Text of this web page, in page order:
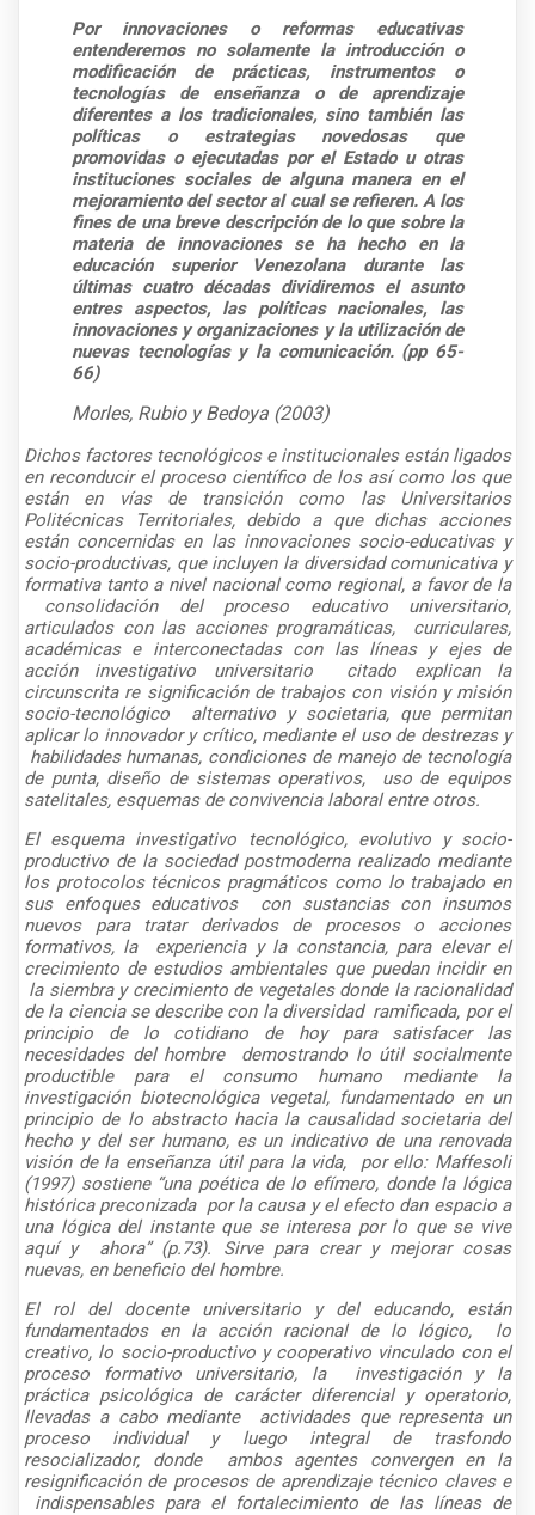
Por innovaciones o reformas educativas
entenderemos no solamente la introducción o
modificación de prácticas, instrumentos o
tecnologías de enseñanza o de aprendizaje
diferentes a los tradicionales, sino también las
políticas o estrategias novedosas que
promovidas o ejecutadas por el Estado u otras
instituciones sociales de alguna manera en el
mejoramiento del sector al cual se refieren. A los
fines de una breve descripción de lo que sobre la
materia de innovaciones se ha hecho en la
educación superior Venezolana durante las
últimas cuatro décadas dividiremos el asunto
entres aspectos, las políticas nacionales, las
innovaciones y organizaciones y la utilización de
nuevas tecnologías y la comunicación. (pp 65-
66)
Morles, Rubio y Bedoya (2003)
Dichos factores tecnológicos e institucionales están ligados
en reconducir el proceso científico de los así como los que
están en vías de transición como las Universitarios
Politécnicas Territoriales, debido a que dichas acciones
están concernidas en las innovaciones socio-educativas y
socio-productivas, que incluyen la diversidad comunicativa y
formativa tanto a nivel nacional como regional, a favor de la
consolidación del proceso educativo universitario,
articulados con las acciones programáticas, curriculares,
académicas e interconectadas con las líneas y ejes de
acción investigativo universitario citado explican la
circunscrita re significación de trabajos con visión y misión
socio-tecnológico alternativo y societaria, que permitan
aplicar lo innovador y crítico, mediante el uso de destrezas y
habilidades humanas, condiciones de manejo de tecnología
de punta, diseño de sistemas operativos, uso de equipos
satelitales, esquemas de convivencia laboral entre otros.
El esquema investigativo tecnológico, evolutivo y socio-
productivo de la sociedad postmoderna realizado mediante
los protocolos técnicos pragmáticos como lo trabajado en
sus enfoques educativos con sustancias con insumos
nuevos para tratar derivados de procesos o acciones
formativos, la experiencia y la constancia, para elevar el
crecimiento de estudios ambientales que puedan incidir en
la siembra y crecimiento de vegetales donde la racionalidad
de la ciencia se describe con la diversidad ramificada, por el
principio de lo cotidiano de hoy para satisfacer las
necesidades del hombre demostrando lo útil socialmente
productible para el consumo humano mediante la
investigación biotecnológica vegetal, fundamentado en un
principio de lo abstracto hacia la causalidad societaria del
hecho y del ser humano, es un indicativo de una renovada
visión de la enseñanza útil para la vida, por ello: Maffesoli
(1997) sostiene “una poética de lo efímero, donde la lógica
histórica preconizada por la causa y el efecto dan espacio a
una lógica del instante que se interesa por lo que se vive
aquí y ahora” (p.73). Sirve para crear y mejorar cosas
nuevas, en beneficio del hombre.
El rol del docente universitario y del educando, están
fundamentados en la acción racional de lo lógico, lo
creativo, lo socio-productivo y cooperativo vinculado con el
proceso formativo universitario, la investigación y la
práctica psicológica de carácter diferencial y operatorio,
llevadas a cabo mediante actividades que representa un
proceso individual y luego integral de trasfondo
resocializador, donde ambos agentes convergen en la
resignificación de procesos de aprendizaje técnico claves e
indispensables para el fortalecimiento de las líneas de